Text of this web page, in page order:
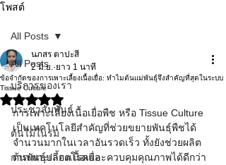
โพสต์
All Posts
บริการของเรา
ประชาสัมพันธ์
ต้นไม้ในร่ม
การเพาะเลี้ยงเนื้อเยื่อ
All Posts
ข้อจำกัดของการเพาะเลี้ยงเนื้อเยื่อ: ทำไมต้นแม่พันธุ์จึงสำคัญที่สุดในระบบ
Tissue Culture
นภสร ตาปะสี
2 มิ.ย. ยาว 1 นาที
ได้รับ NaN เต็ม 5 ดาว
การเพาะเลี้ยงเนื้อเยื่อพืช หรือ Tissue Culture
เป็นเทคโนโลยีสำคัญที่ช่วยขยายพันธุ์พืชได้
จำนวนมากในเวลาอันรวดเร็ว ทั้งยังช่วยผลิต
ต้นพันธุ์ปลอดโรคและควบคุมคุณภาพได้ดีกว่า